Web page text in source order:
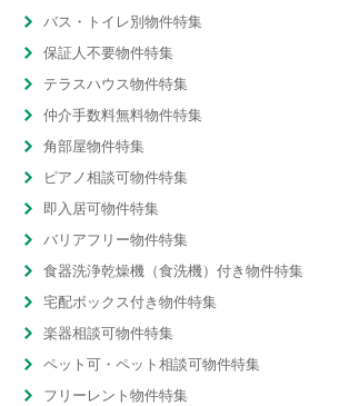
バス・トイレ別物件特集
保証人不要物件特集
テラスハウス物件特集
仲介手数料無料物件特集
角部屋物件特集
ピアノ相談可物件特集
即入居可物件特集
バリアフリー物件特集
食器洗浄乾燥機（食洗機）付き物件特集
宅配ボックス付き物件特集
楽器相談可物件特集
ペット可・ペット相談可物件特集
フリーレント物件特集